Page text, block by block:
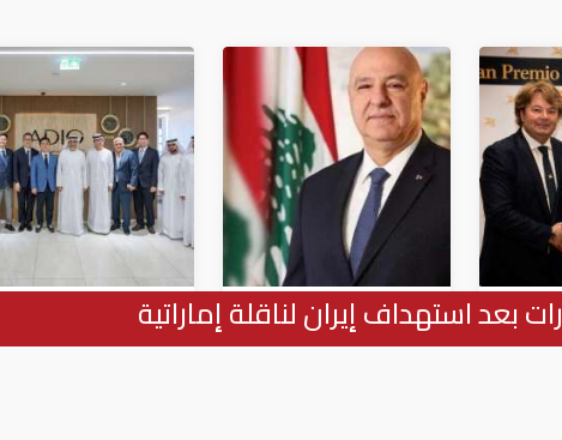
جوزيف عون: نشكر
الإمارات على السماح
한-아랍에미리트 파
트너십, 아랍에미리
بعد استهداف إيران لناقلة إماراتية